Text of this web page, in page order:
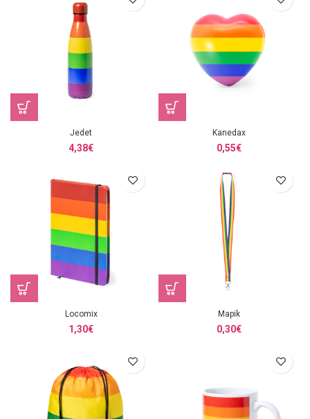
Jedet
4,38€
Kanedax
0,55€
Locomix
1,30€
Mapik
0,30€